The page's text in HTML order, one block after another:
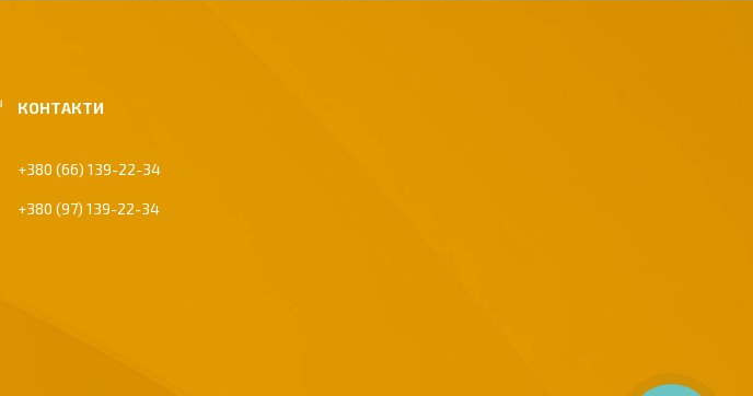
+380 (66) 139-22-34
+380 (97) 139-22-34